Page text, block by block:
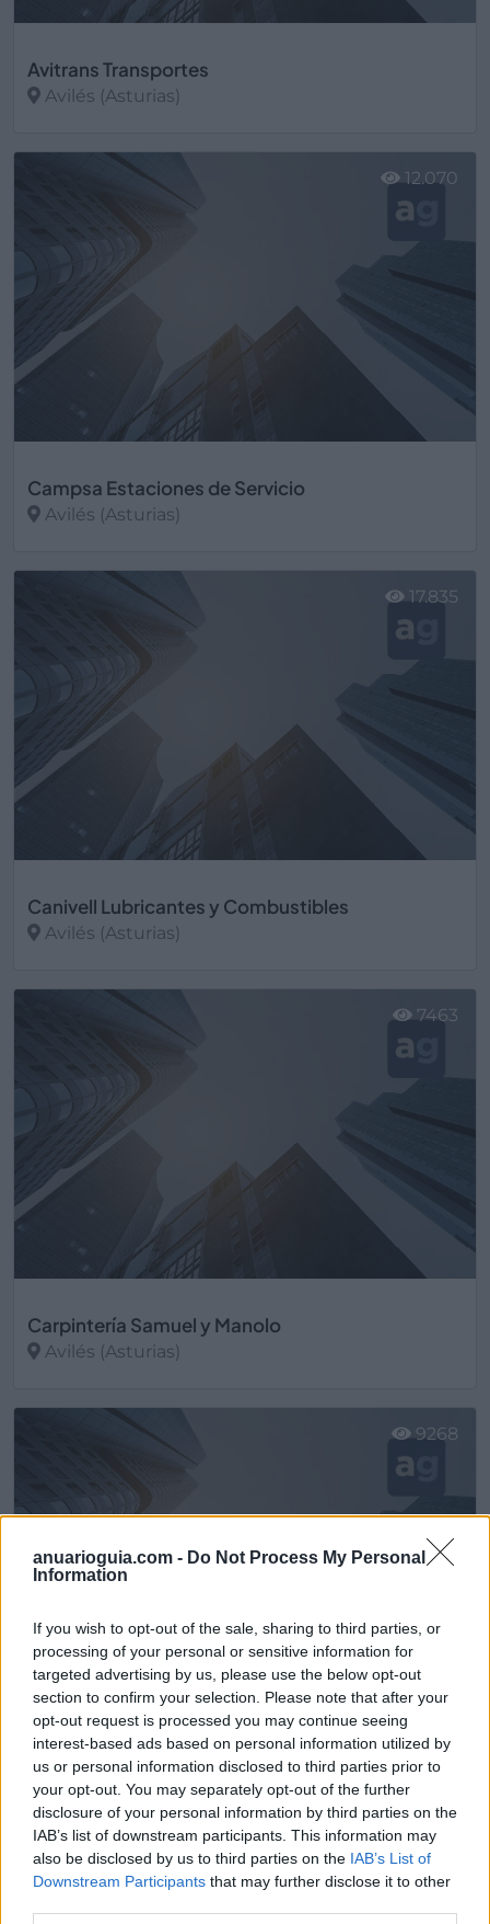
anuarioguia.com - Do Not Process My Personal
Information
If you wish to opt-out of the sale, sharing to third parties, or
processing of your personal or sensitive information for
targeted advertising by us, please use the below opt-out
section to confirm your selection. Please note that after your
opt-out request is processed you may continue seeing
interest-based ads based on personal information utilized by
us or personal information disclosed to third parties prior to
your opt-out. You may separately opt-out of the further
disclosure of your personal information by third parties on the
IAB’s list of downstream participants. This information may
also be disclosed by us to third parties on the IAB’s List of
Downstream Participants that may further disclose it to other
Avitrans Transportes
Avilés (Asturias)
Campsa Estaciones de Servicio
Avilés (Asturias)
12.070
Canivell Lubricantes y Combustibles
Avilés (Asturias)
17.835
Carpintería Samuel y Manolo
Avilés (Asturias)
7463
Chapistería Buenavista
Avilés (Asturias)
Ver más
9268
6665